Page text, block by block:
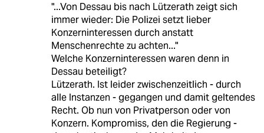
"...Von Dessau bis nach Lützerath zeigt sich
immer wieder: Die Polizei setzt lieber
Konzerninteressen durch anstatt
Menschenrechte zu achten..."
Welche Konzerninteressen waren denn in
Dessau beteiligt?
Lützerath. Ist leider zwischenzeitlich - durch
alle Instanzen - gegangen und damit geltendes
Recht. Ob nun von Privatperson oder von
Konzern. Kompromiss, den die Regierung -